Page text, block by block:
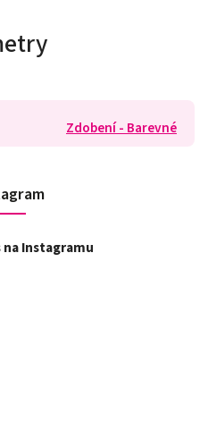
Zdobení - Barevné
Instagramu